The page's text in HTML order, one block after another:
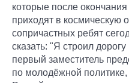
которые после
приходят в космическую
сопричастных ребят
сказать: "Я строил
первый заместитель
по молодёжной